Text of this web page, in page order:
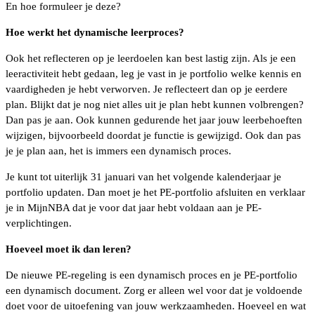
En hoe formuleer je deze?
Hoe werkt het dynamische leerproces?
Ook het reflecteren op je leerdoelen kan best lastig zijn. Als je een
leeractiviteit hebt gedaan, leg je vast in je portfolio welke kennis en
vaardigheden je hebt verworven. Je reflecteert dan op je eerdere
plan. Blijkt dat je nog niet alles uit je plan hebt kunnen volbrengen?
Dan pas je aan. Ook kunnen gedurende het jaar jouw leerbehoeften
wijzigen, bijvoorbeeld doordat je functie is gewijzigd. Ook dan pas
je je plan aan, het is immers een dynamisch proces.
Je kunt tot uiterlijk 31 januari van het volgende kalenderjaar je
portfolio updaten. Dan moet je het PE-portfolio afsluiten en verklaar
je in MijnNBA dat je voor dat jaar hebt voldaan aan je PE-
verplichtingen.
Hoeveel moet ik dan leren?
De nieuwe PE-regeling is een dynamisch proces en je PE-portfolio
een dynamisch document. Zorg er alleen wel voor dat je voldoende
doet voor de uitoefening van jouw werkzaamheden. Hoeveel en wat